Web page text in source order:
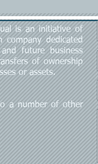
is an initiative of
company dedicated
future business
of ownership
or assets.
a number of other